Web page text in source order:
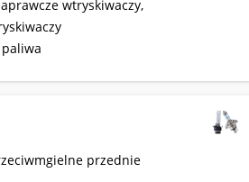
wtryskiwaczy,
przednie